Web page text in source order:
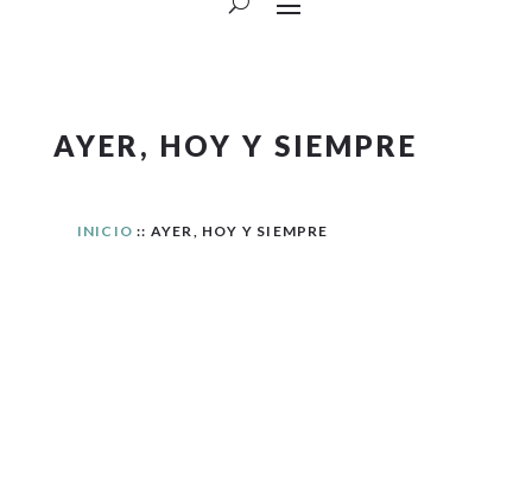
AYER, HOY Y SIEMPRE
INICIO :: AYER, HOY Y SIEMPRE